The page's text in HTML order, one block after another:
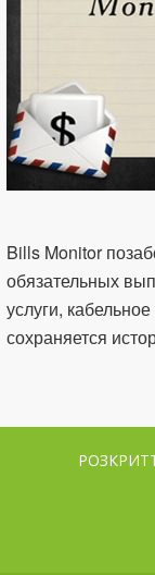
Bills Monitor
обязательных
услуги,
сохраняется